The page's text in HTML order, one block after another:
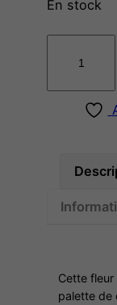
En stock
a
Cette
palette de